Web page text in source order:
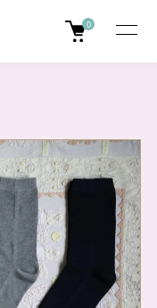
0